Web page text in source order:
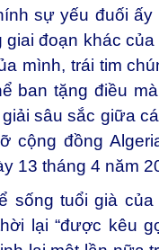
sự yếu đuối
đoạn khác của
mình, trái tim
ban tặng điều
sâu sắc giữa
cộng đồng
13 tháng 4 năm
sống tuổi già
lại “được kêu